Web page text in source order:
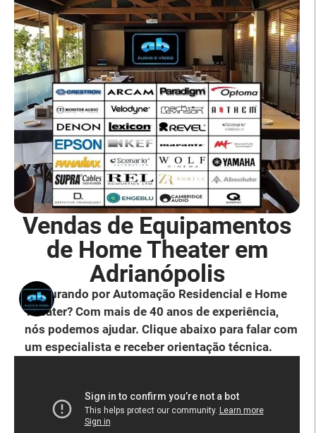
Vendas de Equipamentos
de Home Theater em
Adrianópolis
Procurando por Automação Residencial e Home
Theater? Com mais de 40 anos de experiência,
nós podemos ajudar. Clique abaixo para falar com
um especialista e receber orientação técnica.